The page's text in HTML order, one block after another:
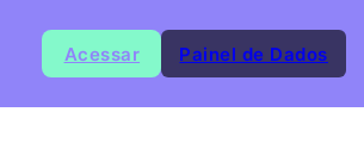
Acessar Painel de Dados